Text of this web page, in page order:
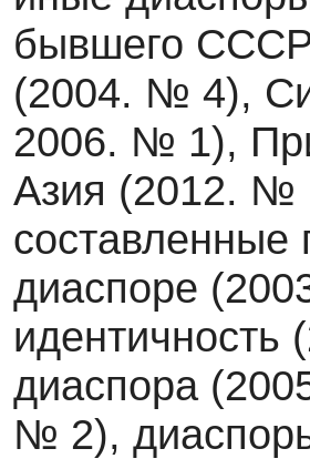
бывшего
(2004. № 4),
2006. № 1),
Азия (2012. №
составленные
диаспоре
диаспора
№ 2),